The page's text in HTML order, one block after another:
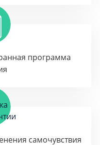
программа
самочувствия